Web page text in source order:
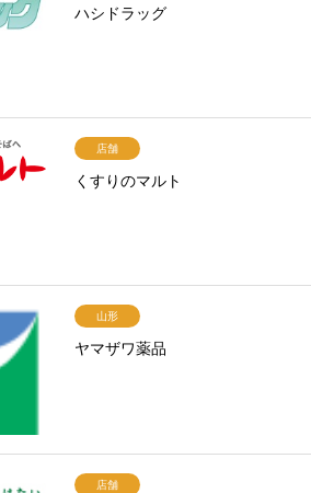
ハシドラッグ
店舗
くすりのマルト
山形
ヤマザワ薬品
店舗